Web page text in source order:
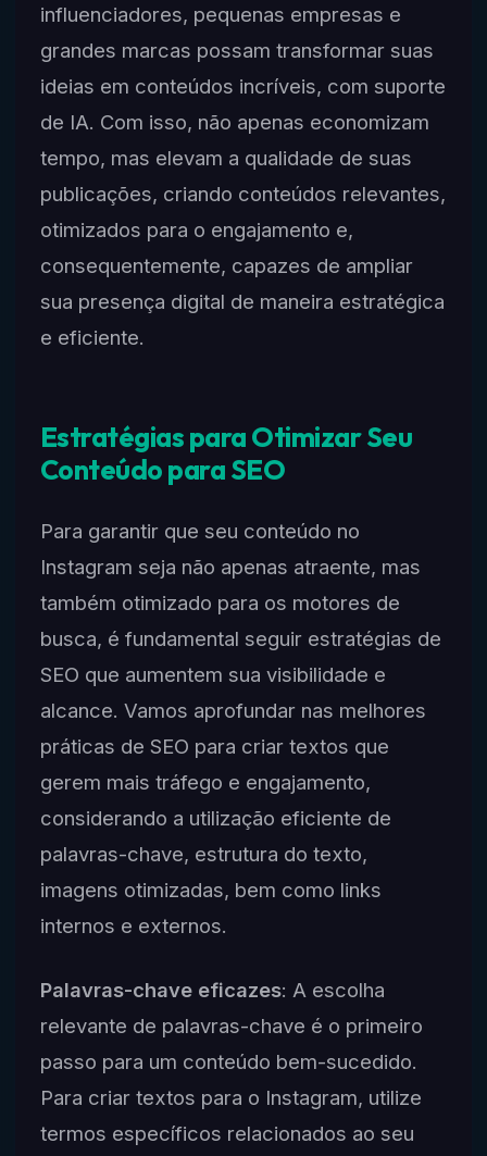
influenciadores, pequenas empresas e
grandes marcas possam transformar suas
ideias em conteúdos incríveis, com suporte
de IA. Com isso, não apenas economizam
tempo, mas elevam a qualidade de suas
publicações, criando conteúdos relevantes,
otimizados para o engajamento e,
consequentemente, capazes de ampliar
sua presença digital de maneira estratégica
e eficiente.
Estratégias para Otimizar Seu
Conteúdo para SEO
Para garantir que seu conteúdo no
Instagram seja não apenas atraente, mas
também otimizado para os motores de
busca, é fundamental seguir estratégias de
SEO que aumentem sua visibilidade e
alcance. Vamos aprofundar nas melhores
práticas de SEO para criar textos que
gerem mais tráfego e engajamento,
considerando a utilização eficiente de
palavras-chave, estrutura do texto,
imagens otimizadas, bem como links
internos e externos.
Palavras-chave eficazes: A escolha
relevante de palavras-chave é o primeiro
passo para um conteúdo bem-sucedido.
Para criar textos para o Instagram, utilize
termos específicos relacionados ao seu